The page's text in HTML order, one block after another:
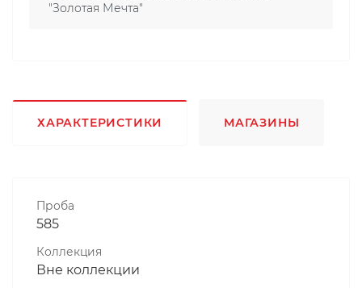
"Золотая Мечта"
ХАРАКТЕРИСТИКИ МАГАЗИНЫ
Проба
585
Коллекция
Вне коллекции